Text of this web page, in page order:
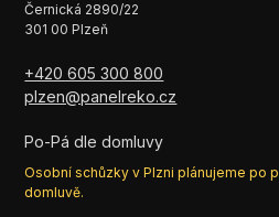
Černická 2890/22
301 00 Plzeň
+420 605 300 800
plzen@panelreko.cz
Po-Pá dle domluvy
Osobní schůzky v Plzni plánujeme po
domluvě.